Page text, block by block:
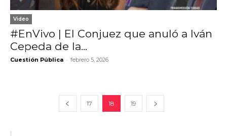
Video
#EnVivo | El Conjuez que anuló a Iván
Cepeda de la...
Cuestión Pública - febrero 5, 2026
17 18 19